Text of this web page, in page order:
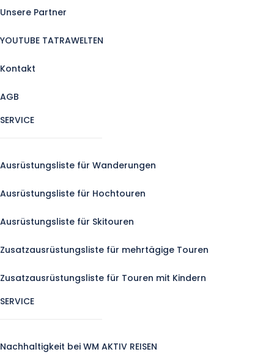
Unsere Partner
YOUTUBE TATRAWELTEN
Kontakt
AGB
SERVICE
Ausrüstungsliste für Wanderungen
Ausrüstungsliste für Hochtouren
Ausrüstungsliste für Skitouren
Zusatzausrüstungsliste für mehrtägige Touren
Zusatzausrüstungsliste für Touren mit Kindern
SERVICE
Nachhaltigkeit bei WM AKTIV REISEN